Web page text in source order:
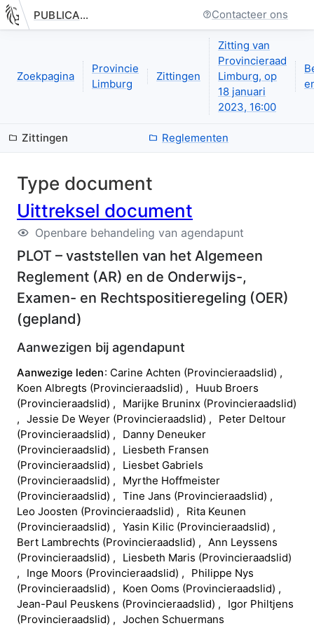
Nieuwe pagina: PUBLICATIE.GELINKT-NOTULEREN.VLAANDEREN.BE Contacteer ons
Zoekpagina
Provincie
Limburg
Zittingen
Zitting van
Provincieraad
Limburg, op
18 januari
2023, 16:00
Zittingen Reglementen
Type document
Uittreksel document
Openbare behandeling van agendapunt
PLOT – vaststellen van het Algemeen
Reglement (AR) en de Onderwijs-,
Examen- en Rechtspositieregeling (OER)
(gepland)
Aanwezigen bij agendapunt
Aanwezige leden Carine Achten (Provincieraadslid)
Koen Albregts (Provincieraadslid) Huub Broers
(Provincieraadslid) Marijke Bruninx (Provincieraadslid)
Jessie De Weyer (Provincieraadslid) Peter Deltour
(Provincieraadslid) Danny Deneuker
(Provincieraadslid) Liesbeth Fransen
(Provincieraadslid) Liesbet Gabriels
(Provincieraadslid) Myrthe Hoffmeister
(Provincieraadslid) Tine Jans (Provincieraadslid)
Leo Joosten (Provincieraadslid) Rita Keunen
(Provincieraadslid) Yasin Kilic (Provincieraadslid)
Bert Lambrechts (Provincieraadslid) Ann Leyssens
(Provincieraadslid) Liesbeth Maris (Provincieraadslid)
Inge Moors (Provincieraadslid) Philippe Nys
(Provincieraadslid) Koen Ooms (Provincieraadslid)
Jean-Paul Peuskens (Provincieraadslid) Igor Philtjens
(Provincieraadslid) Jochen Schuermans